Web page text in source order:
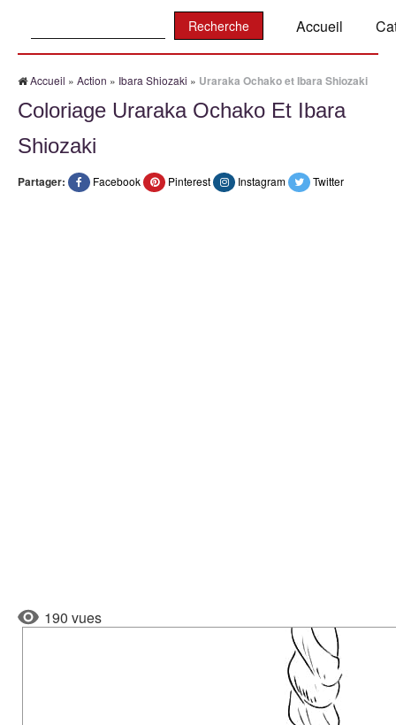
Accueil
Accueil » Action » Ibara Shiozaki » Uraraka Ochako et Ibara Shiozaki
Coloriage Uraraka Ochako Et Ibara
Shiozaki
Partager: Facebook Pinterest Instagram Twitter
190 vues